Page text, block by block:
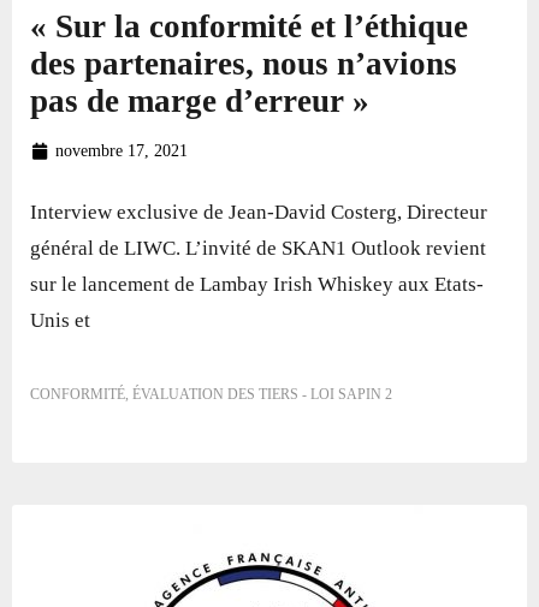
« Sur la conformité et l’éthique
des partenaires, nous n’avions
pas de marge d’erreur »
novembre 17, 2021
Interview exclusive de Jean-David Costerg, Directeur
général de LIWC. L’invité de SKAN1 Outlook revient
sur le lancement de Lambay Irish Whiskey aux Etats-
Unis et
CONFORMITÉ, ÉVALUATION DES TIERS - LOI SAPIN 2